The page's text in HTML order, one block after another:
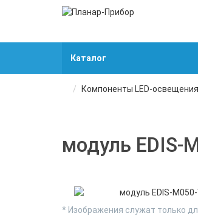
Каталог
Компоненты LED-освещения
модуль EDIS-
* Изображения служат только